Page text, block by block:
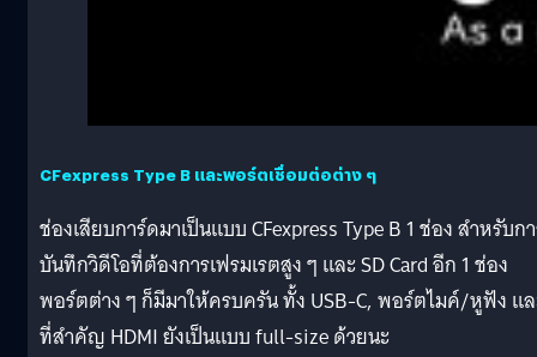
CFexpress Type B และพอร์ตเชื่อมต่อต่าง ๆ
ช่องเสียบการ์ดมาเป็นแบบ CFexpress Type B 1 ช่อง สำหรับก
บันทึกวิดีโอที่ต้องการเฟรมเรตสูง ๆ และ SD Card อีก 1 ช่อง
พอร์ตต่าง ๆ ก็มีมาให้ครบครัน ทั้ง USB-C, พอร์ตไมค์/หูฟัง แ
ที่สำคัญ HDMI ยังเป็นแบบ full-size ด้วยนะ